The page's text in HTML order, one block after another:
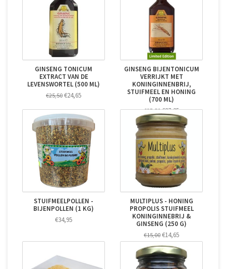
GINSENG TONICUM
EXTRACT VAN DE
LEVENSWORTEL (500 ML)
€25,50 €24,65
GINSENG BIJENTONICUM
VERRIJKT MET
KONINGINNENBRIJ,
STUIFMEEL EN HONING
(700 ML)
€27,50€27,25
STUIFMEELPOLLEN -
BIJENPOLLEN (1 KG)
€34,95
MULTIPLUS - HONING
PROPOLIS STUIFMEEL
KONINGINNEBRIJ &
GINSENG (250 G)
€15,00 €14,65